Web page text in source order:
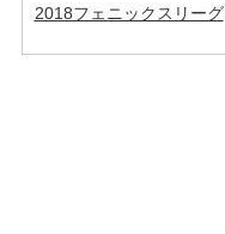
2018フェニックスリーグ